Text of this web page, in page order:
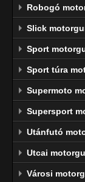
Robogó
Slick
Sport
Sport túra
Supermoto
Supersport
Utánfutó
Utcai
Városi